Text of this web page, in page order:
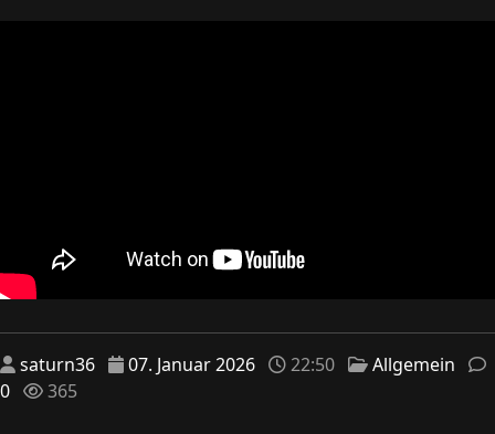
saturn36 07. Januar 2026 22:50
Allgemein
0
365